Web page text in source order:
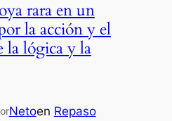
rara en un
la acción y el
la lógica y la
Netoen Repaso